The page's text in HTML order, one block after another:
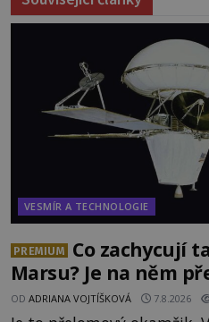
VESMÍR A TECHNOLOGIE
PREMIUM
Co zachycují
Marsu? Je na něm
OD ADRIANA VOJTÍŠKOVÁ 7.8.2026